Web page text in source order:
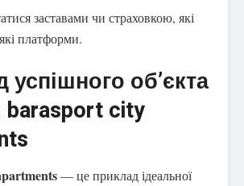
заставами чи страховкою, які
платформи.
об’єкта
city
— це приклад ідеальної